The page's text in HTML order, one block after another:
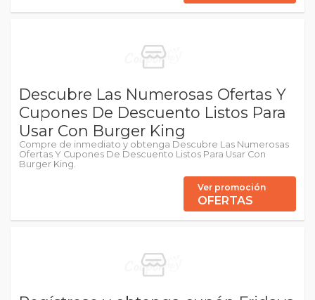
Descubre Las Numerosas Ofertas Y
Cupones De Descuento Listos Para
Usar Con Burger King
Compre de inmediato y obtenga Descubre Las Numerosas
Ofertas Y Cupones De Descuento Listos Para Usar Con
Burger King.
Ver promoción
OFERTAS